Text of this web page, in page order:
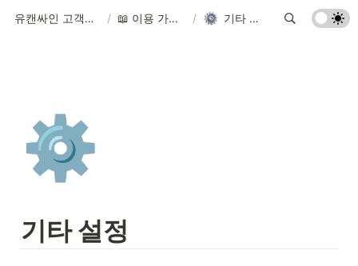
유캔싸인 고객센터 / 📖 이용 가이드 / 기타 설정
⚙️
기타 설정